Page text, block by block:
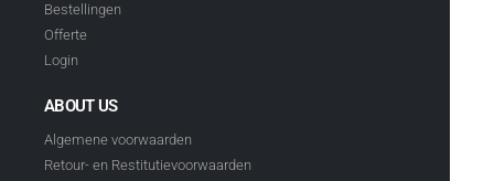
Bestellingen
Offerte
Login
ABOUT US
Algemene voorwaarden
Retour- en Restitutievoorwaarden